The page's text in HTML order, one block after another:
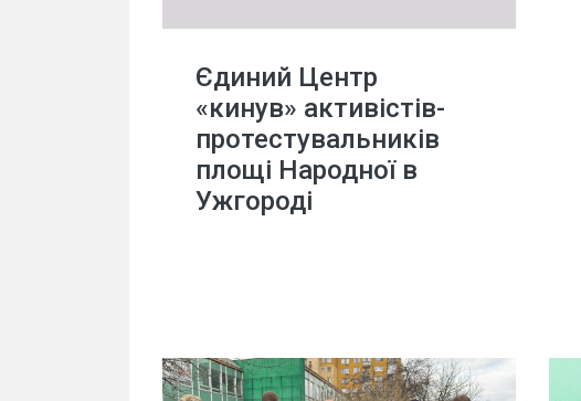
Єдиний Центр
«кинув» активістів-
протестувальників
площі Народної в
Ужгороді